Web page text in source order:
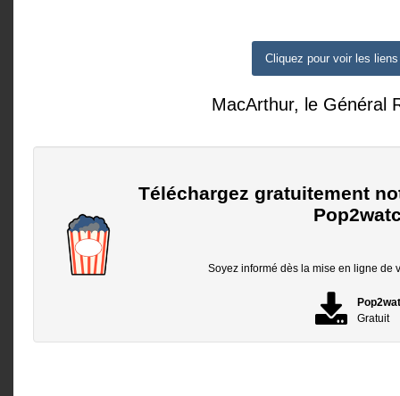
Cliquez pour voir les liens
MacArthur, le Général
Téléchargez gratuitement
Soyez informé dès la mise en ligne de
Gratuit